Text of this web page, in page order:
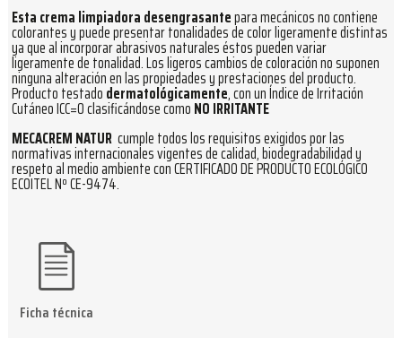
Esta crema limpiadora desengrasantepara mecánicos no contiene
colorantes y puede presentar tonalidades de color ligeramente distintas
ya que al incorporar abrasivos naturales éstos pueden variar
ligeramente de tonalidad. Los ligeros cambios de coloración no suponen
ninguna alteración en las propiedades y prestaciones del producto.
Producto testado dermatológicamente, con un Índice de Irritación
Cutáneo ICC=0 clasificándose como NO IRRITANTE
MECACREM NATUR cumple todos los requisitos exigidos por las
normativas internacionales vigentes de calidad, biodegradabilidad y
respeto al medio ambiente con CERTIFICADO DE PRODUCTO ECOLÓGICO
ECOITEL Nº CE-9474.
Ficha técnica